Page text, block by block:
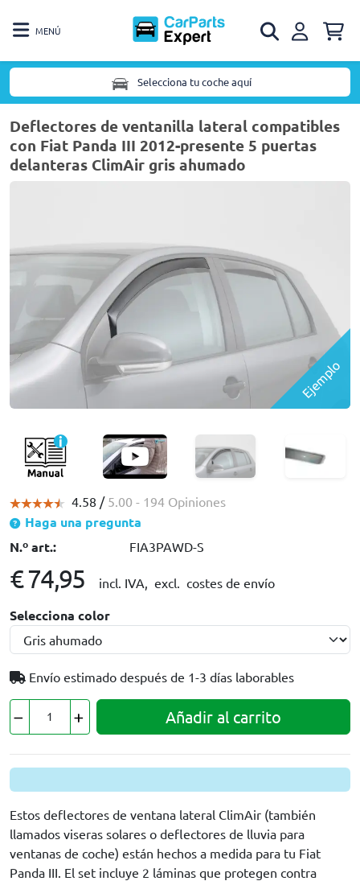
MENÚ
Selecciona tu coche aquí
Deflectores de ventanilla lateral compatibles
con Fiat Panda III 2012-presente 5 puertas
delanteras ClimAir gris ahumado
Ejemplo
4.58 / 5.00 - 194 Opiniones
Haga una pregunta
N.º art.:
FIA3PAWD-S
€ 74,95 incl. IVA, excl. costes de envío
Selecciona color
Envío estimado después de 1-3 días laborables
Añadir al carrito
Estos deflectores de ventana lateral ClimAir (también
llamados viseras solares o deflectores de lluvia para
ventanas de coche) están hechos a medida para tu Fiat
Panda III. El set incluye 2 láminas que protegen contra